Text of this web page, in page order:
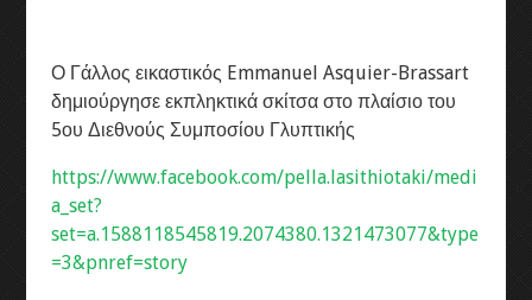
Ο Γάλλος εικαστικός Emmanuel Asquier-Brassart
δημιούργησε εκπληκτικά σκίτσα στο πλαίσιο του
5ου Διεθνούς Συμποσίου Γλυπτικής
https://www.facebook.com/pella.lasithiotaki/medi
a_set?
set=a.1588118545819.2074380.1321473077&type
=3&pnref=story